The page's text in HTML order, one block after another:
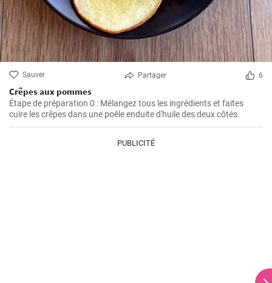
Sauver Partager 6
Crêpes aux pommes
Étape de préparation 0 : Mélangez tous les ingrédients et faites
cuire les crêpes dans une poêle enduite d'huile des deux côtés.
PUBLICITÉ